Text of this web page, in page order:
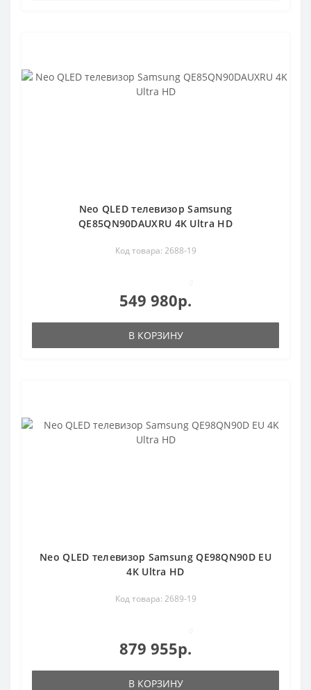
Neo QLED телевизор Samsung
QE85QN90DAUXRU 4K Ultra HD
Код товара: 2688-19
549 980р.
В КОРЗИНУ
Neo QLED телевизор Samsung QE98QN90D EU
4K Ultra HD
Код товара: 2689-19
879 955р.
В КОРЗИНУ